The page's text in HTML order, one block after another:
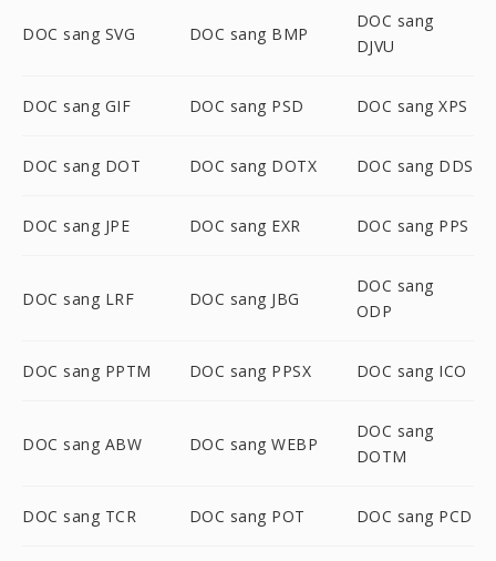
DOC sang SVG DOC sang BMP
DOC sang
DJVU
DOC sang GIF DOC sang PSD DOC sang XPS
DOC sang DOT DOC sang DOTX DOC sang DDS
DOC sang JPE DOC sang EXR DOC sang PPS
DOC sang LRF DOC sang JBG
DOC sang
ODP
DOC sang PPTM DOC sang PPSX DOC sang ICO
DOC sang ABW DOC sang WEBP
DOC sang
DOTM
DOC sang TCR DOC sang POT DOC sang PCD